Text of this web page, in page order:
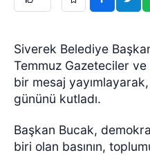
Siverek Belediye
Temmuz Gazeteciler ve
bir mesaj yayımlayarak,
gününü kutladı.
Başkan Bucak,
biri olan basının,